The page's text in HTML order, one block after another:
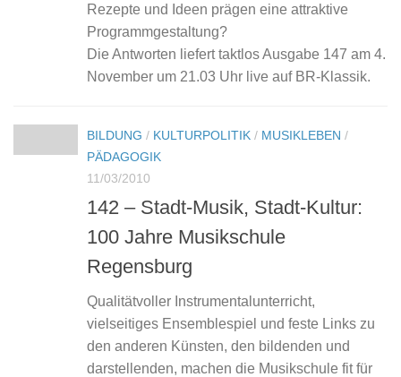
Rezepte und Ideen prägen eine attraktive
Programmgestal­tung?
Die Antworten liefert taktlos Ausgabe 147 am 4.
November um 21.03 Uhr live auf BR-Klassik.
BILDUNG / KULTURPOLITIK / MUSIKLEBEN /
PÄDAGOGIK
11/03/2010
142 – Stadt-Musik, Stadt-Kultur:
100 Jahre Musikschule
Regensburg
Qualitätvoller Instrumentalunterricht,
vielseitiges Ensemblespiel und feste Links zu
den anderen Künsten, den bildenden und
darstellenden, machen die Musikschule fit für